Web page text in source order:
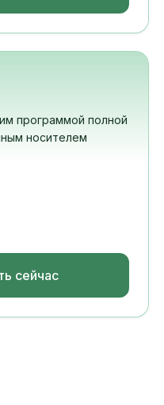
программой полной
носителем
сейчас